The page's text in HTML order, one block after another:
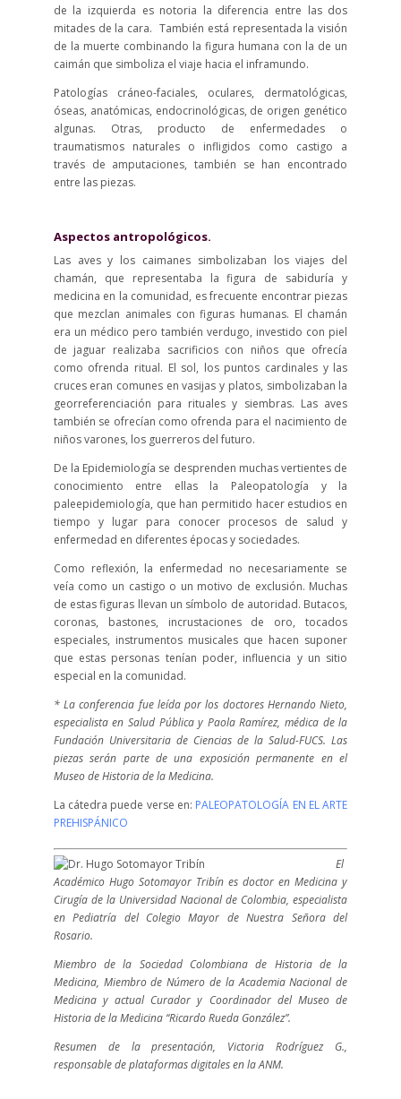
de la izquierda es notoria la diferencia entre las dos
mitades de la cara. También está representada la visión
de la muerte combinando la figura humana con la de un
caimán que simboliza el viaje hacia el inframundo.
Patologías cráneo-faciales, oculares, dermatológicas,
óseas, anatómicas, endocrinológicas, de origen genético
algunas. Otras, producto de enfermedades o
traumatismos naturales o infligidos como castigo a
través de amputaciones, también se han encontrado
entre las piezas.
Aspectos antropológicos.
Las aves y los caimanes simbolizaban los viajes del
chamán, que representaba la figura de sabiduría y
medicina en la comunidad, es frecuente encontrar piezas
que mezclan animales con figuras humanas. El chamán
era un médico pero también verdugo, investido con piel
de jaguar realizaba sacrificios con niños que ofrecía
como ofrenda ritual. El sol, los puntos cardinales y las
cruces eran comunes en vasijas y platos, simbolizaban la
georreferenciación para rituales y siembras. Las aves
también se ofrecían como ofrenda para el nacimiento de
niños varones, los guerreros del futuro.
De la Epidemiología se desprenden muchas vertientes de
conocimiento entre ellas la Paleopatología y la
paleepidemiología, que han permitido hacer estudios en
tiempo y lugar para conocer procesos de salud y
enfermedad en diferentes épocas y sociedades.
Como reflexión, la enfermedad no necesariamente se
veía como un castigo o un motivo de exclusión. Muchas
de estas figuras llevan un símbolo de autoridad. Butacos,
coronas, bastones, incrustaciones de oro, tocados
especiales, instrumentos musicales que hacen suponer
que estas personas tenían poder, influencia y un sitio
especial en la comunidad.
* La conferencia fue leída por los doctores Hernando Nieto,
especialista en Salud Pública y Paola Ramírez, médica de la
Fundación Universitaria de Ciencias de la Salud-FUCS. Las
piezas serán parte de una exposición permanente en el
Museo de Historia de la Medicina.
La cátedra puede verse en: PALEOPATOLOGÍA EN EL ARTE
PREHISPÁNICO
El
Académico Hugo Sotomayor Tribín es doctor en Medicina y
Cirugía de la Universidad Nacional de Colombia, especialista
en Pediatría del Colegio Mayor de Nuestra Señora del
Rosario.
Miembro de la Sociedad Colombiana de Historia de la
Medicina, Miembro de Número de la Academia Nacional de
Medicina y actual Curador y Coordinador del Museo de
Historia de la Medicina “Ricardo Rueda González”.
Resumen de la presentación, Victoria Rodríguez G.,
responsable de plataformas digitales en la ANM.